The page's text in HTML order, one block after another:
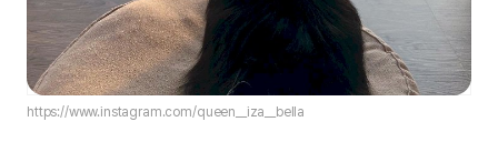
https://www.instagram.com/queen__iza__bella